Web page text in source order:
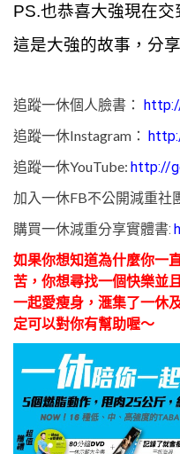
PS.也恭喜大強現在
這是大強的故事，分
追蹤一休個人臉書：
追蹤一休Instagram：
追蹤一休YouTube: http://
加入一休FB不公開減重社
購買一休減重分享實體書:
如果你想知道為什麼你一
苦，你想尋找一個快樂並
一起愛瘦身，滙集了一休
定可以對你有幫助喔～